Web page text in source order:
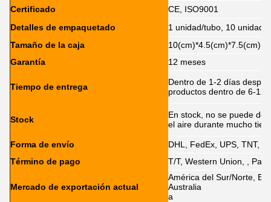
Certificado
CE, ISO9001
Detalles de empaquetado
1 unidad/tubo, 10
Tamaño de la caja
10(cm)*4.5(cm)*7.5(cm)
Garantía
12 meses
Tiempo de entrega
Dentro de 1-2 días
productos dentro de 6-12
Stock
En stock, no se puede
el aire durante mucho
Forma de envío
DHL, FedEx, UPS, TNT,
Término de pago
T/T, Western Union, ,
Mercado de exportación actual
América del Sur/Norte,
Australia
a